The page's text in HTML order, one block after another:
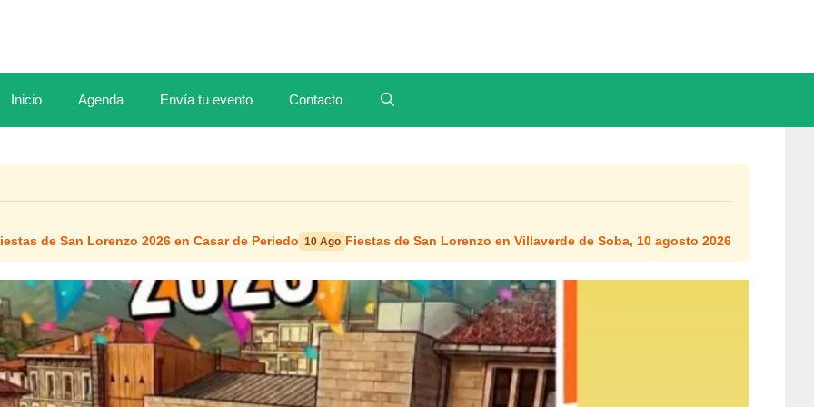
Inicio Agenda Envía tu evento Contacto
de San Lorenzo 2026 en Casar de Periedo 10 Ago Fiestas de San Lorenzo en Villaverde de Soba, 10 agosto 2026